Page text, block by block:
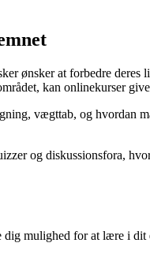
ønsker at forbedre
kan onlinekurser
vægttab, og hvordan
og diskussionsfora,
mulighed for at lære i